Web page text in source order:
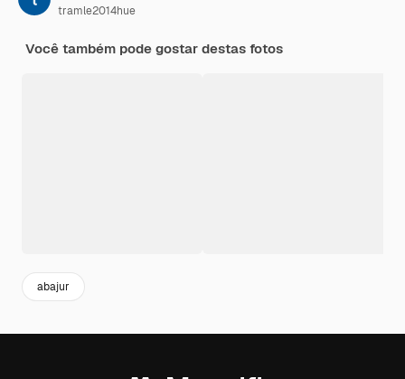
tramle2014hue
Você também pode gostar destas fotos
abajur